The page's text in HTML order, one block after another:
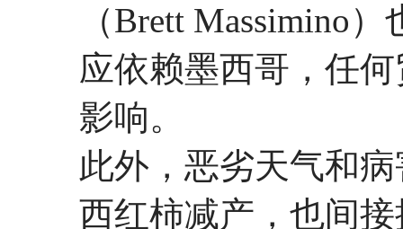
（Brett Massimino
应依赖墨西哥，任
影响。
此外，恶劣天气和
西红柿减产，也间